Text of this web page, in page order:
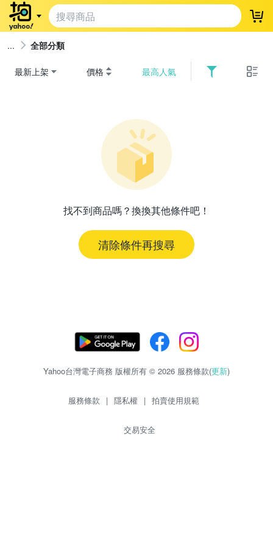
登
全部分類
最新上架 價格 最高人氣
找不到商品嗎？換換其他條件吧！
清除條件再搜尋
Yahoo台灣電子商務 版權所有 © 2026 服務條款(更新)
服務條款 | 隱私權 | 拍賣使用規範
交易安全